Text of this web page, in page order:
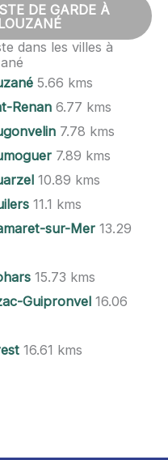
DE GARDE À
dans les villes à
5.66 kms
Renan 6.77 kms
7.78 kms
7.89 kms
10.89 kms
11.1 kms
sur-Mer 13.29
15.73 kms
Guipronvel 16.06
16.61 kms